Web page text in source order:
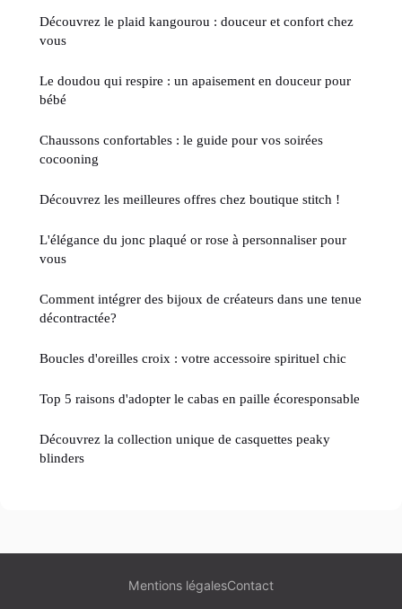
Découvrez le plaid kangourou : douceur et confort chez
vous
Le doudou qui respire : un apaisement en douceur pour
bébé
Chaussons confortables : le guide pour vos soirées
cocooning
Découvrez les meilleures offres chez boutique stitch !
L'élégance du jonc plaqué or rose à personnaliser pour
vous
Comment intégrer des bijoux de créateurs dans une tenue
décontractée?
Boucles d'oreilles croix : votre accessoire spirituel chic
Top 5 raisons d'adopter le cabas en paille écoresponsable
Découvrez la collection unique de casquettes peaky
blinders
Mentions légalesContact